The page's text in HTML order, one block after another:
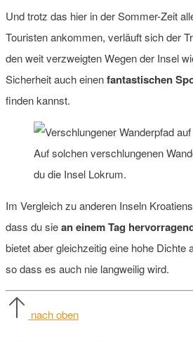
Und trotz das hier in der Sommer-Zeit
Touristen ankommen, verläuft sich der
den weit verzweigten Wegen der Insel
Sicherheit auch einenfantastischen
finden kannst.
Auf solchen verschlungenen
du die Insel Lokrum.
Im Vergleich zu anderen Inseln
dass du siean einem Tag
bietet aber gleichzeitig eine hohe Dichte
so dass es auch nie langweilig wird.
nach oben